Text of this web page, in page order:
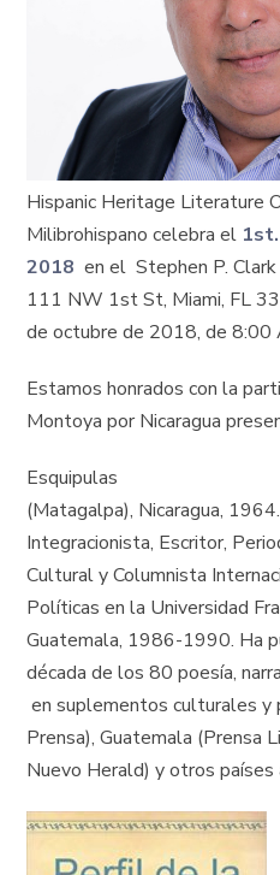
Hispanic Heritage Literature
Milibrohispano celebra el
2018 en el Stephen P.
111 NW 1st St, Miami, FL
de octubre de 2018, de 8:00
Estamos honrados con la
Montoya por Nicaragua
Esquipulas
(Matagalpa), Nicaragua,
Integracionista, Escritor,
Cultural y Columnista
Políticas en la Universidad
Guatemala, 1986-1990. Ha
década de los 80 poesía,
en suplementos culturales y
Prensa), Guatemala (Prensa
Nuevo Herald) y otros países